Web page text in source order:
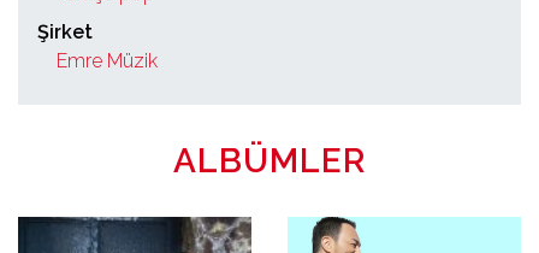
Şirket
Emre Müzik
ALBÜMLER